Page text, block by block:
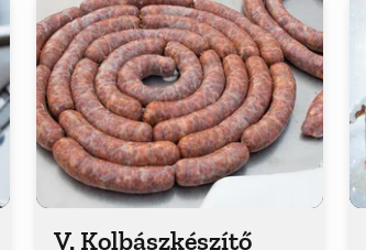
V. Kolbászkészítő